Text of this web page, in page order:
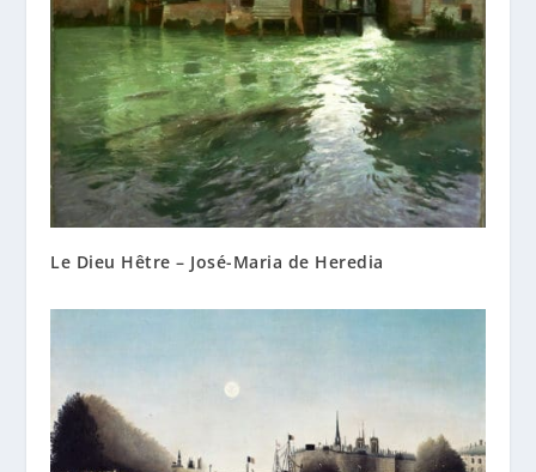
Le Dieu Hêtre – José-Maria de Heredia